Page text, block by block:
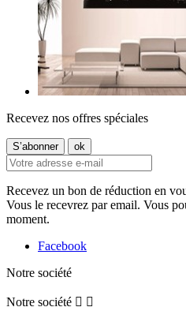
Recevez nos offres spéciales
Recevez un bon de réduction en
Vous le recevrez par email. Vous
moment.
Facebook
Notre société
Notre société  